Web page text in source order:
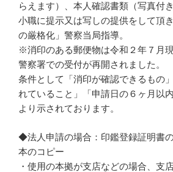
らえます）、本人確認書類（写真付
小職に提示又は写しの提供をして頂
の厳格化」警察当局指導。
※消印のある郵便物は令和２年７月
警察署での受付が再開されました。
条件として「消印が確認できるもの
れていること」「申請日の６ヶ月以
より示されております。
◆法人申請の場合：印鑑登録証明書
本のコピー
・使用の本拠が支店などの場合、支